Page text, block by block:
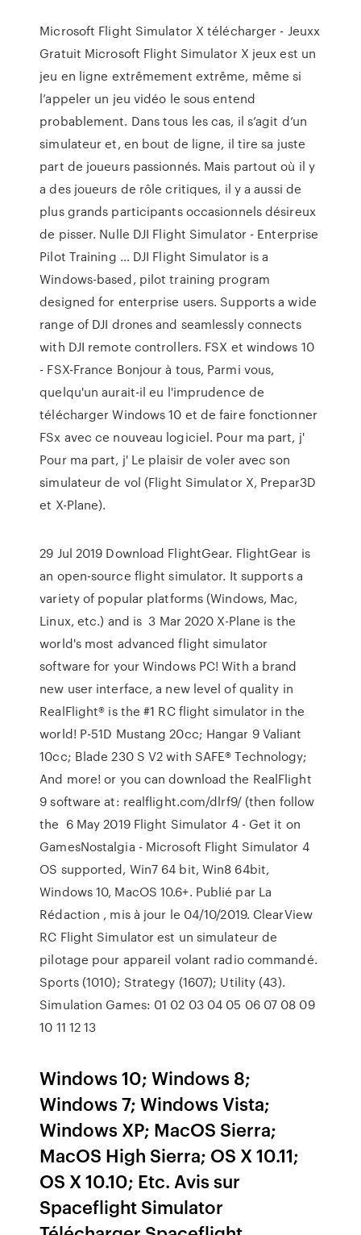
Microsoft Flight Simulator X télécharger - Jeuxx
Gratuit Microsoft Flight Simulator X jeux est un
jeu en ligne extrêmement extrême, même si
l’appeler un jeu vidéo le sous entend
probablement. Dans tous les cas, il s’agit d’un
simulateur et, en bout de ligne, il tire sa juste
part de joueurs passionnés. Mais partout où il y
a des joueurs de rôle critiques, il y a aussi de
plus grands participants occasionnels désireux
de pisser. Nulle DJI Flight Simulator - Enterprise
Pilot Training … DJI Flight Simulator is a
Windows-based, pilot training program
designed for enterprise users. Supports a wide
range of DJI drones and seamlessly connects
with DJI remote controllers. FSX et windows 10
- FSX-France Bonjour à tous, Parmi vous,
quelqu'un aurait-il eu l'imprudence de
télécharger Windows 10 et de faire fonctionner
FSx avec ce nouveau logiciel. Pour ma part, j'
Pour ma part, j' Le plaisir de voler avec son
simulateur de vol (Flight Simulator X, Prepar3D
et X-Plane).
29 Jul 2019 Download FlightGear. FlightGear is
an open-source flight simulator. It supports a
variety of popular platforms (Windows, Mac,
Linux, etc.) and is 3 Mar 2020 X-Plane is the
world's most advanced flight simulator
software for your Windows PC! With a brand
new user interface, a new level of quality in
RealFlight® is the #1 RC flight simulator in the
world! P-51D Mustang 20cc; Hangar 9 Valiant
10cc; Blade 230 S V2 with SAFE® Technology;
And more! or you can download the RealFlight
9 software at: realflight.com/dlrf9/ (then follow
the 6 May 2019 Flight Simulator 4 - Get it on
GamesNostalgia - Microsoft Flight Simulator 4
OS supported, Win7 64 bit, Win8 64bit,
Windows 10, MacOS 10.6+. Publié par La
Rédaction , mis à jour le 04/10/2019. ClearView
RC Flight Simulator est un simulateur de
pilotage pour appareil volant radio commandé.
Sports (1010); Strategy (1607); Utility (43).
Simulation Games: 01 02 03 04 05 06 07 08 09
10 11 12 13
Windows 10; Windows 8;
Windows 7; Windows Vista;
Windows XP; MacOS Sierra;
MacOS High Sierra; OS X 10.11;
OS X 10.10; Etc. Avis sur
Spaceflight Simulator